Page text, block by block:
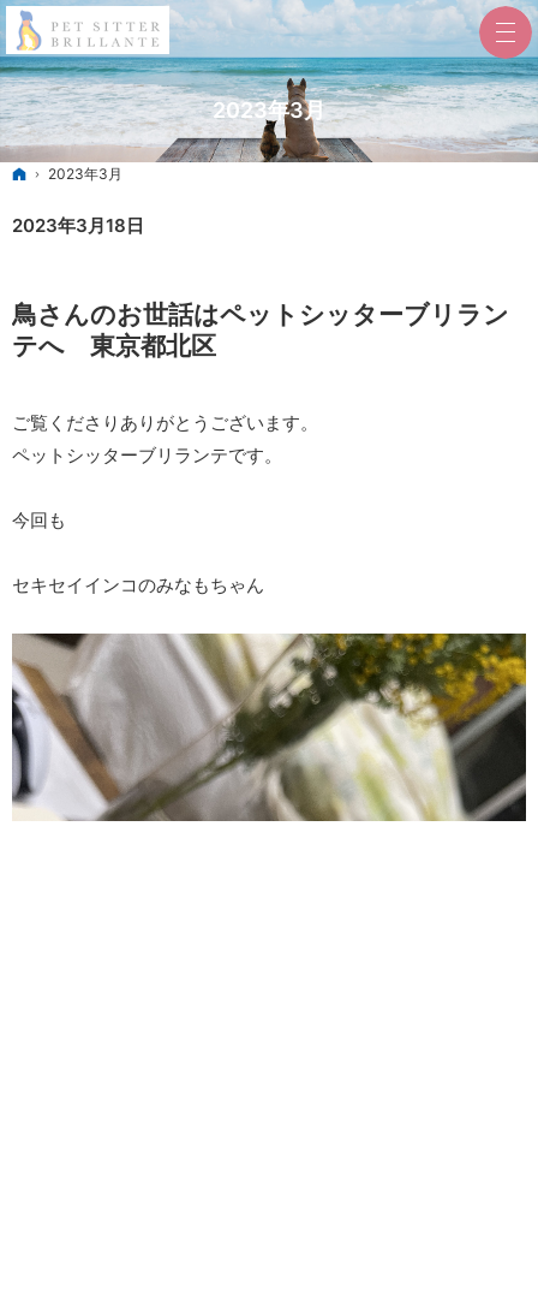
2023年3月
ホーム
2023年3月
2023年3月18日
鳥さんのお世話はペットシッターブリラン
テへ 東京都北区
ご覧くださりありがとうございます。
ペットシッターブリランテです。
今回も
セキセイインコのみなもちゃん